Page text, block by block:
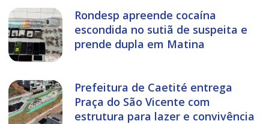
Rondesp apreende cocaína
escondida no sutiã de suspeita e
prende dupla em Matina
Prefeitura de Caetité entrega
Praça do São Vicente com
estrutura para lazer e convivência